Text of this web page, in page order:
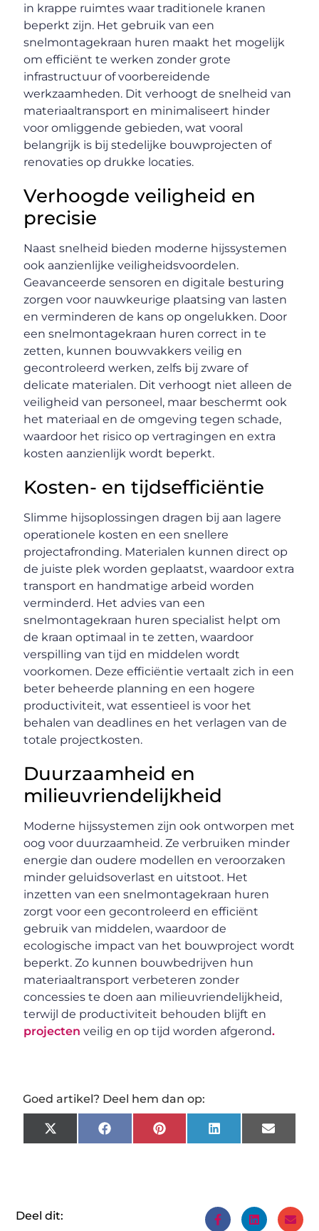
in krappe ruimtes waar traditionele kranen
beperkt zijn. Het gebruik van een
snelmontagekraan huren maakt het mogelijk
om efficiënt te werken zonder grote
infrastructuur of voorbereidende
werkzaamheden. Dit verhoogt de snelheid van
materiaaltransport en minimaliseert hinder
voor omliggende gebieden, wat vooral
belangrijk is bij stedelijke bouwprojecten of
renovaties op drukke locaties.
Verhoogde veiligheid en
precisie
Naast snelheid bieden moderne hijssystemen
ook aanzienlijke veiligheidsvoordelen.
Geavanceerde sensoren en digitale besturing
zorgen voor nauwkeurige plaatsing van lasten
en verminderen de kans op ongelukken. Door
een snelmontagekraan huren correct in te
zetten, kunnen bouwvakkers veilig en
gecontroleerd werken, zelfs bij zware of
delicate materialen. Dit verhoogt niet alleen de
veiligheid van personeel, maar beschermt ook
het materiaal en de omgeving tegen schade,
waardoor het risico op vertragingen en extra
kosten aanzienlijk wordt beperkt.
Kosten- en tijdsefficiëntie
Slimme hijsoplossingen dragen bij aan lagere
operationele kosten en een snellere
projectafronding. Materialen kunnen direct op
de juiste plek worden geplaatst, waardoor extra
transport en handmatige arbeid worden
verminderd. Het advies van een
snelmontagekraan huren specialist helpt om
de kraan optimaal in te zetten, waardoor
verspilling van tijd en middelen wordt
voorkomen. Deze efficiëntie vertaalt zich in een
beter beheerde planning en een hogere
productiviteit, wat essentieel is voor het
behalen van deadlines en het verlagen van de
totale projectkosten.
Duurzaamheid en
milieuvriendelijkheid
Moderne hijssystemen zijn ook ontworpen met
oog voor duurzaamheid. Ze verbruiken minder
energie dan oudere modellen en veroorzaken
minder geluidsoverlast en uitstoot. Het
inzetten van een snelmontagekraan huren
zorgt voor een gecontroleerd en efficiënt
gebruik van middelen, waardoor de
ecologische impact van het bouwproject wordt
beperkt. Zo kunnen bouwbedrijven hun
materiaaltransport verbeteren zonder
concessies te doen aan milieuvriendelijkheid,
terwijl de productiviteit behouden blijft en
projecten veilig en op tijd worden afgerond.
Goed artikel? Deel hem dan op:
X
(Twitter)
FacebookPinterestLinkedInEmail
Deel dit: